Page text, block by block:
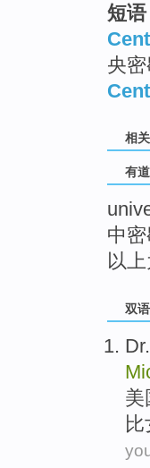
短语
央
相
有
中
以
双
Dr.
美
比